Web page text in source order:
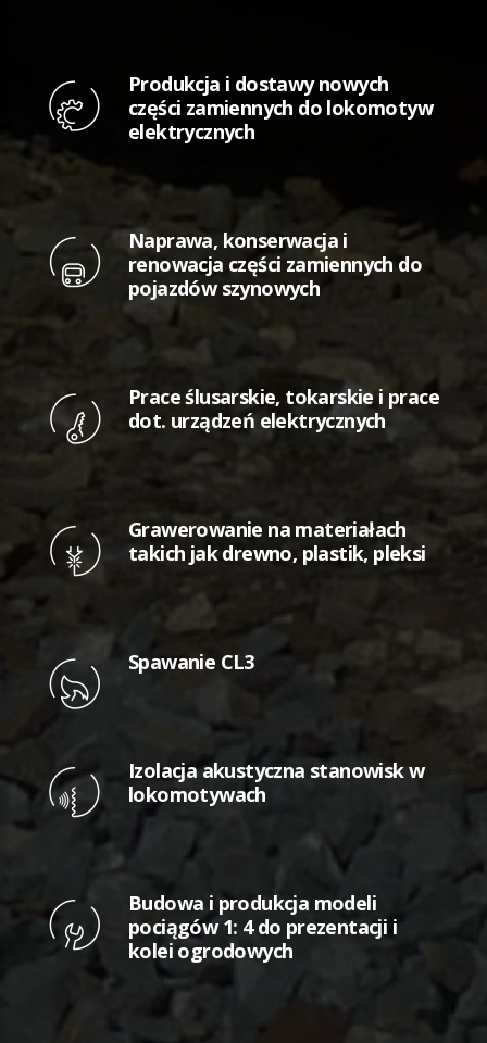
Produkcja i dostawy nowych
części zamiennych do lokomotyw
elektrycznych
Naprawa, konserwacja i
renowacja części zamiennych do
pojazdów szynowych
Prace ślusarskie, tokarskie i prace
dot. urządzeń elektrycznych
Grawerowanie na materiałach
takich jak drewno, plastik, pleksi
Spawanie CL3
Izolacja akustyczna stanowisk w
lokomotywach
Budowa i produkcja modeli
pociągów 1: 4 do prezentacji i
kolei ogrodowych